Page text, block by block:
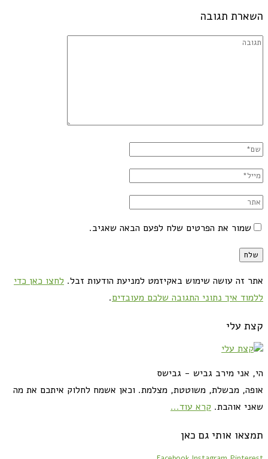
השארת תגובה
שמור את הפרטים שלח לפעם הבאה שאגיב.
אתר זה עושה שימוש באקיזמט למניעת הודעות זבל. לחצו כאן כדי
ללמוד איך נתוני התגובה שלכם מעובדים.
קצת עלי
הי, אני מירב גביש - גבישס
אופה, מבשלת, משוטטת, מצלמת. וכאן אשמח לחלוק איתכם את מה
שאני אוהבת. קרא עוד...
תמצאו אותי גם כאן